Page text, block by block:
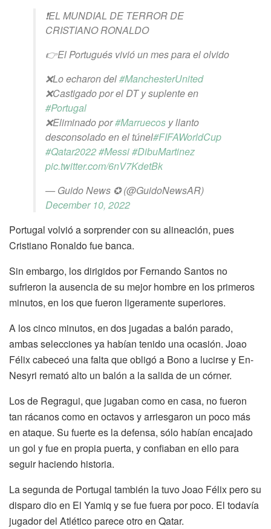
❗️EL MUNDIAL DE TERROR DE
CRISTIANO RONALDO
👉El Portugués vivió un mes para el olvido
❌Lo echaron del#ManchesterUnited
❌Castigado por el DT y suplente en
#Portugal
❌Eliminado por#Marruecos y llanto
desconsolado en el túnel#FIFAWorldCup
#Qatar2022#Messi#DibuMartinez
pic.twitter.com/6nV7KdetBk
— Guido News ✪ (@GuidoNewsAR)
December 10, 2022
Portugal volvió a sorprender con su alineación, pues
Cristiano Ronaldo fue banca.
Sin embargo, los dirigidos por Fernando Santos no
sufrieron la ausencia de su mejor hombre en los primeros
minutos, en los que fueron ligeramente superiores.
A los cinco minutos, en dos jugadas a balón parado,
ambas selecciones ya habían tenido una ocasión. Joao
Félix cabeceó una falta que obligó a Bono a lucirse y En-
Nesyri remató alto un balón a la salida de un córner.
Los de Regragui, que jugaban como en casa, no fueron
tan rácanos como en octavos y arriesgaron un poco más
en ataque. Su fuerte es la defensa, sólo habían encajado
un gol y fue en propia puerta, y confiaban en ello para
seguir haciendo historia.
La segunda de Portugal también la tuvo Joao Félix pero su
disparo dio en El Yamiq y se fue fuera por poco. El todavía
jugador del Atlético parece otro en Qatar.